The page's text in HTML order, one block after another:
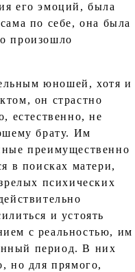
его эмоций, была
по себе, она была
произошло
юношей, хотя и
он страстно
естественно, не
брату. Им
преимущественно
в поисках матери,
психических
и устоять
с реальностью, им
период. В них
но для прямого,